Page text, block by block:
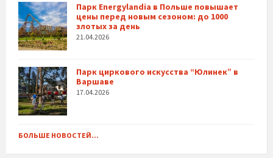
Парк Energylandia в Польше повышает
цены перед новым сезоном: до 1000
злотых за день
21.04.2026
Парк циркового искусства “Юлинек” в
Варшаве
17.04.2026
БОЛЬШЕ НОВОСТЕЙ...